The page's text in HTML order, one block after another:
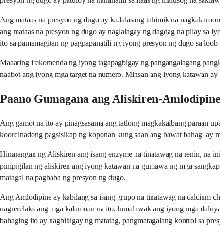
Ang mataas na presyon ng dugo ay kadalasang tahimik na
ang mataas na presyon ng dugo ay naglalagay ng dagdag na pilay sa
ito sa pamamagitan ng pagpapanatili ng iyong presyon ng dugo sa loob
Maaaring irekomenda ng iyong tagapagbigay ng pangangalagang
naabot ang iyong mga target na numero. Minsan ang iyong katawan
Paano Gumagana ang Aliskiren-
Ang gamot na ito ay pinagsasama ang tatlong magkakaibang paraan
koordinadong pagsisikap ng koponan kung saan ang bawat bahagi ay
Hinarangan ng Aliskiren ang isang enzyme na tinatawag na renin, na
pinipigilan ng aliskiren ang iyong katawan na gumawa ng mga
matagal na pagbaba ng presyon ng dugo.
Ang Amlodipine ay kabilang sa isang grupo na tinatawag na calcium
nagrerelaks ang mga kalamnan na ito, lumalawak ang iyong mga
bahaging ito ay nagbibigay ng matatag, pangmatagalang kontrol sa